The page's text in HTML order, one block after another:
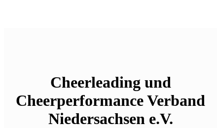
Cheerleading und
Cheerperformance Verband
Niedersachsen e.V.